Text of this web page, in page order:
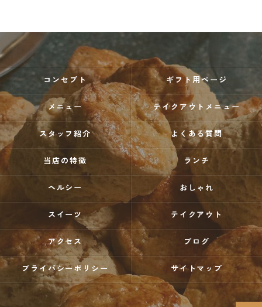
コンセプト ギフト用ページ
メニュー テイクアウトメニュー
スタッフ紹介 よくある質問
当店の特徴 ランチ
ヘルシー おしゃれ
スイーツ テイクアウト
アクセス ブログ
プライバシーポリシー サイトマップ